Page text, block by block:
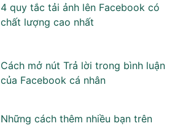
4 quy tắc tải ảnh lên Facebook có
chất lượng cao nhất
Cách mở nút Trả lời trong bình luận
của Facebook cá nhân
Những cách thêm nhiều bạn trên